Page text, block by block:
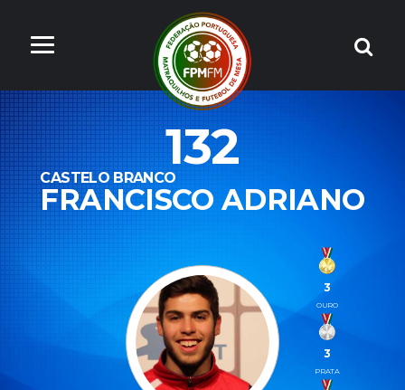
132
CASTELO BRANCO
FRANCISCO ADRIANO
3
OURO
3
PRATA